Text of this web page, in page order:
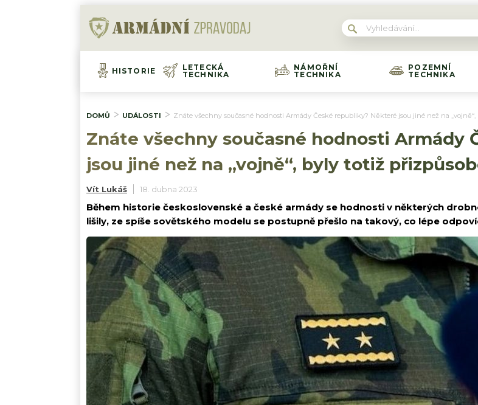
HISTORIE
LETECKÁ
TECHNIKA
NÁMOŘNÍ
TECHNIKA
POZEMNÍ
TECHNIKA
DOMŮ UDÁLOSTI Znáte všechny současné hodnosti Armády České republiky? Některé jsou jiné než na
Znáte všechny současné hodnosti Armády
jsou jiné než na „vojně“, byly totiž
Vít Lukáš 18. dubna 2023
Během historie československé a české armády se hodnosti v některých
lišily, ze spíše sovětského modelu se postupně přešlo na takový, co lépe